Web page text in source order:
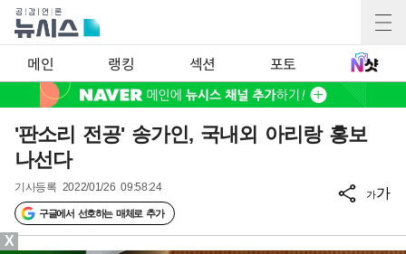
메인 랭킹 섹션 포토
'판소리 전공' 송가인, 국내외 아리랑 홍보
나선다
기사등록 2022/01/26 09:58:24
구글에서 선호하는 매체로 추가
가가
X